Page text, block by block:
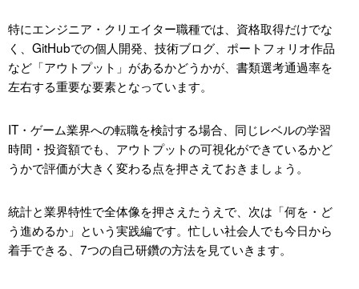
特にエンジニア・クリエイター職種では、資格取得だけでな
く、GitHubでの個人開発、技術ブログ、ポートフォリオ作品
など「アウトプット」があるかどうかが、書類選考通過率を
左右する重要な要素となっています。
IT・ゲーム業界への転職を検討する場合、同じレベルの学習
時間・投資額でも、アウトプットの可視化ができているかど
うかで評価が大きく変わる点を押さえておきましょう。
統計と業界特性で全体像を押さえたうえで、次は「何を・ど
う進めるか」という実践編です。忙しい社会人でも今日から
着手できる、7つの自己研鑽の方法を見ていきます。